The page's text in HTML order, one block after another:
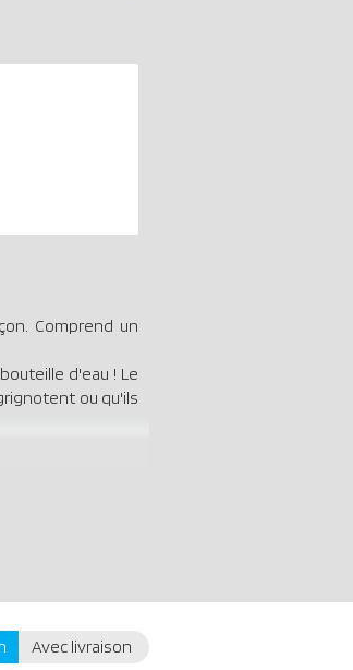
Comprend un
d'eau ! Le
ou qu'ils
Avec livraison